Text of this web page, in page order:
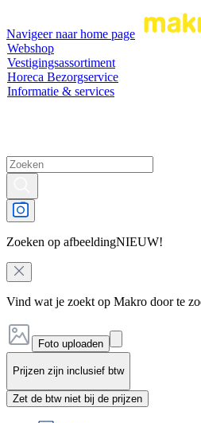
Navigeer naar home page
Webshop
Vestigingsassortiment
Horeca Bezorgservice
Informatie & services
Zoeken op afbeeldingNIEUW!
Vind wat je zoekt op Makro door te
Foto uploaden
Prijzen zijn inclusief btw
Zet de btw niet bij de prijzen